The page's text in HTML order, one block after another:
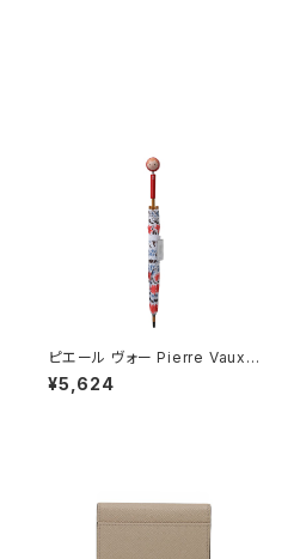
ピエール ヴォー Pierre Vaux
キッズ傘 長傘 kids-25 キッズ
マルチカラー 長傘 4020
¥5,624